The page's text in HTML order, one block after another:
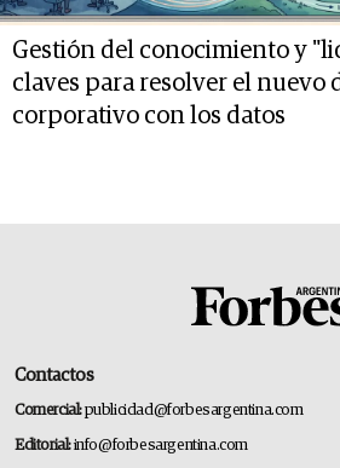
Gestión del conocimiento y
claves para resolver el nuevo
corporativo con los datos
Contactos
Comercial:publicidad@forbesargentina.com
Editorial:info@forbesargentina.com